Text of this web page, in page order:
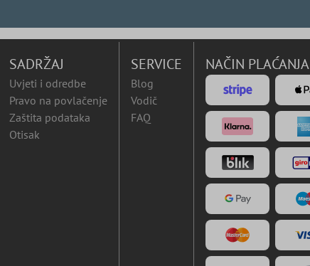
SADRŽAJ
Uvjeti i odredbe
Pravo na povlačenje
Zaštita podataka
Otisak
SERVICE
Blog
Vodič
FAQ
NAČIN PLAĆANJA